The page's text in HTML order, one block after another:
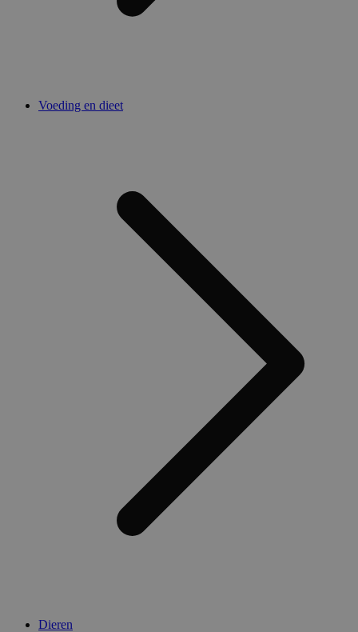
Voeding en dieet
Dieren